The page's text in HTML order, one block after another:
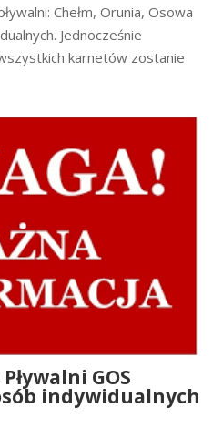
Chełm, Orunia, Osowa
Jednocześnie
karnetów zostanie
GOS
indywidualnych